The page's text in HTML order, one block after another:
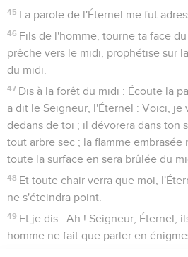
45 La parole de l'Éternel me fut
46 Fils de l'homme, tourne ta face
prêche vers le midi, prophétise sur
du midi.
47 Dis à la forêt du midi : Écoute la
a dit le Seigneur, l'Éternel : Voici, je
dedans de toi ; il dévorera dans ton
tout arbre sec ; la flamme
toute la surface en sera brûlée du
48 Et toute chair verra que moi,
ne s'éteindra point.
49 Et je dis : Ah ! Seigneur, Éternel,
homme ne fait que parler en